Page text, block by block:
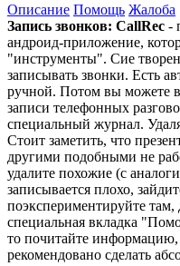
Описание Помощь Жалоба
Запись звонков: CallRec -
андроид-приложение,
"инструменты". Сие
записывать звонки. Есть
ручной. Потом вы можете
записи телефонных
специальный журнал.
Стоит заметить, что
другими подобными не
удалите похожие (с
записывается плохо,
поэкспериментируйте там,
специальная вкладка
то почитайте
рекомендовано сделать